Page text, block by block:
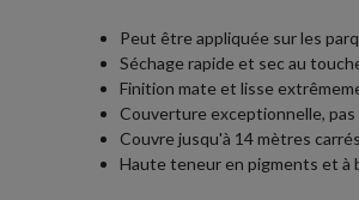
Peut être appliquée sur les
Séchage rapide et sec au
Finition mate et lisse
Couverture exceptionnelle,
Couvre jusqu'à 14 mètres
Haute teneur en pigments et à